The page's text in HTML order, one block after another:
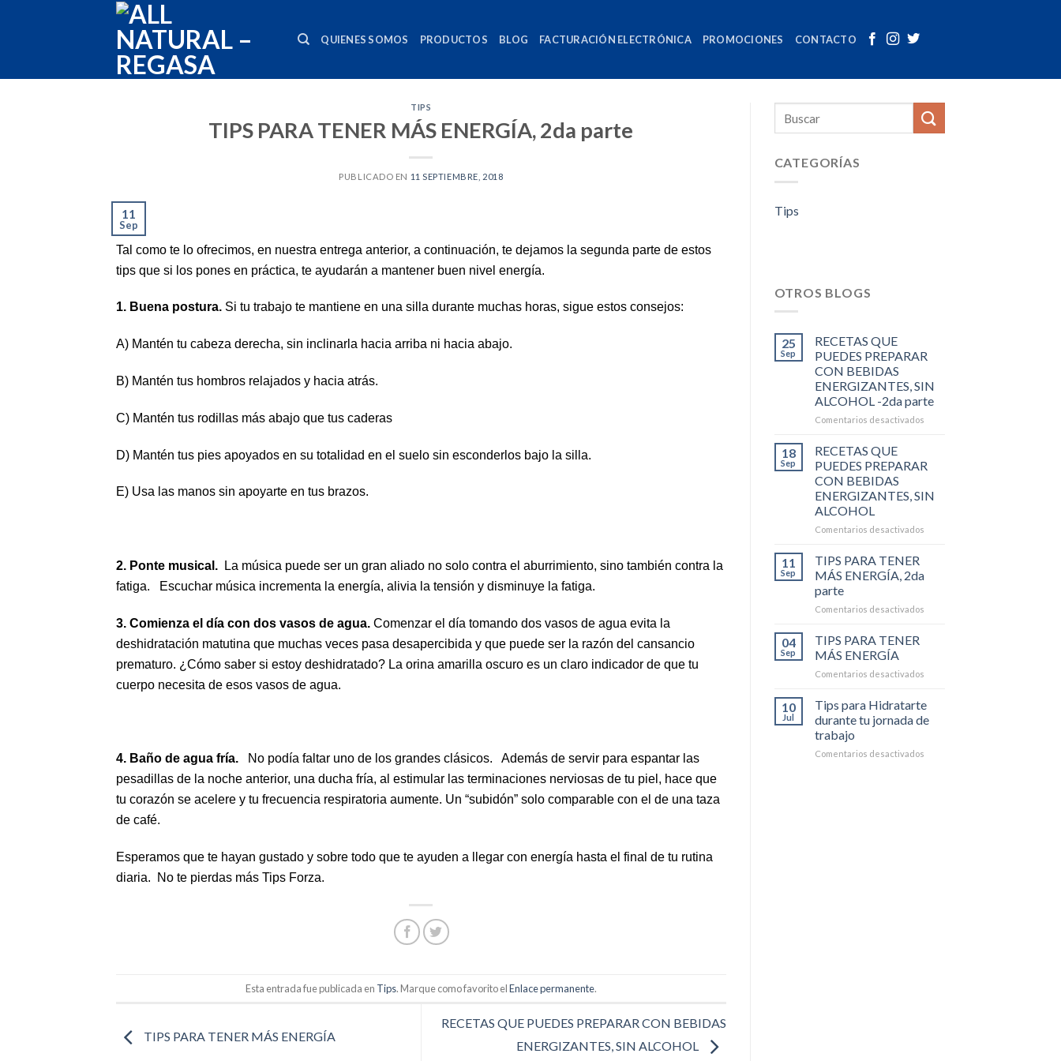
QUIENES SOMOS PRODUCTOS BLOG FACTURACIÓN ELECTRÓNICA PROMOCIONES CONTACTO
TIPS
TIPS PARA TENER MÁS ENERGÍA, 2da parte
PUBLICADO EN 11 SEPTIEMBRE, 2018
11
Sep
Tal como te lo ofrecimos, en nuestra entrega anterior, a continuación, te dejamos la segunda parte de estos
tips que si los pones en práctica, te ayudarán a mantener buen nivel energía.
1. Buena postura. Si tu trabajo te mantiene en una silla durante muchas horas, sigue estos consejos:
A) Mantén tu cabeza derecha, sin inclinarla hacia arriba ni hacia abajo.
B) Mantén tus hombros relajados y hacia atrás.
C) Mantén tus rodillas más abajo que tus caderas
D) Mantén tus pies apoyados en su totalidad en el suelo sin esconderlos bajo la silla.
E) Usa las manos sin apoyarte en tus brazos.
2. Ponte musical.
La música puede ser un gran aliado no solo contra el aburrimiento, sino también contra la
fatiga. Escuchar música incrementa la energía, alivia la tensión y disminuye la fatiga.
3. Comienza el día con dos vasos de agua. Comenzar el día tomando dos vasos de agua evita la
deshidratación matutina que muchas veces pasa desapercibida y que puede ser la razón del cansancio
prematuro. ¿Cómo saber si estoy deshidratado? La orina amarilla oscuro es un claro indicador de que tu
cuerpo necesita de esos vasos de agua.
4. Baño de agua fría.
No podía faltar uno de los grandes clásicos. Además de servir para espantar las
pesadillas de la noche anterior, una ducha fría, al estimular las terminaciones nerviosas de tu piel, hace que
tu corazón se acelere y tu frecuencia respiratoria aumente. Un “subidón” solo comparable con el de una taza
de café.
Esperamos que te hayan gustado y sobre todo que te ayuden a llegar con energía hasta el final de tu rutina
diaria. No te pierdas más Tips Forza.
Esta entrada fue publicada en Tips. Marque como favorito elEnlace permanente.
TIPS PARA TENER MÁS ENERGÍA
RECETAS QUE PUEDES PREPARAR CON BEBIDAS
ENERGIZANTES, SIN ALCOHOL
CATEGORÍAS
Tips
OTROS BLOGS
25
Sep
RECETAS QUE
PUEDES PREPARAR
CON BEBIDAS
ENERGIZANTES, SIN
ALCOHOL -2da parte
Comentarios desactivadosen
PREPARAR
BEBIDAS
SIN
18
Sep
RECETAS QUE
PUEDES PREPARAR
CON BEBIDAS
ENERGIZANTES, SIN
ALCOHOL
Comentarios desactivadosen
PREPARAR
BEBIDAS
11
Sep
TIPS PARA TENER
MÁS ENERGÍA, 2da
parte
Comentarios desactivadosen
ENERGÍA,
parte
04
Sep
TIPS PARA TENER
MÁS ENERGÍA
Comentarios desactivadosen
MÁS
10
Jul
Tips para Hidratarte
durante tu jornada de
trabajo
Comentarios desactivadosen